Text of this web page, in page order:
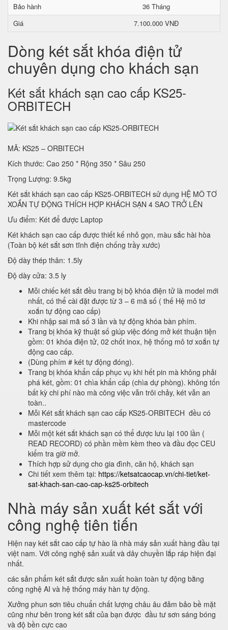
Bảo hành
36 Tháng
Giá
7.100.000 VNĐ
Dòng két sắt khóa điện tử
chuyên dụng cho khách sạn
Két sắt khách sạn cao cấp KS25-
ORBITECH
MÃ: KS25 – ORBITECH
Kích thước: Cao 250 * Rộng 350 * Sâu 250
Trọng Lượng: 9.5kg
Két sắt khách sạn cao cấp KS25-ORBITECH sử dụng HỆ MÔ TƠ
XOẮN TỰ ĐỘNG THÍCH HỢP KHÁCH SẠN 4 SAO TRỞ LÊN
Ưu điểm: Két để được Laptop
Két khách sạn cao cấp được thiết kế nhỏ gọn, màu sắc hài hòa
(Toàn bộ két sắt sơn tĩnh điện chống trầy xước)
Độ dày thép thân: 1.5ly
Độ dày cửa: 3.5 ly
Mỗi chiếc két sắt đều trang bị bộ khóa điện tử là model mới
nhất, có thể cài đặt được từ 3 – 6 mã số ( thế Hệ mô tơ
xoắn tự động cao cấp)
Khi nhập sai mã số 3 lần và tự động khóa bàn phím.
Trang bị khóa kỹ thuật số giúp việc đóng mở két thuận tiện
gồm: 01 khóa điện tử, 02 chốt inox, hệ thống mô tơ xoắn tự
động cao cấp.
(Dùng phím # két tự động đóng).
Trang bị khóa khẩn cấp phục vụ khi hết pin mà không phải
phá két, gồm: 01 chìa khẩn cấp (chìa dự phòng). không tốn
bất kỳ chi phí nào mà công việc vẫn trôi chảy, két vẫn an
toàn..
Mỗi Két sắt khách sạn cao cấp KS25-ORBITECH đều có
mastercode
Mỗi một két sắt khách sạn có thể được lưu lại 100 lần (
READ RECORD) có phần mềm kèm theo và đầu đọc CEU
kiểm tra giờ mở.
Thích hợp sử dụng cho gia đình, căn hộ, khách sạn
Chi tiết xem thêm tại: https://ketsatcaocap.vn/chi-tiet/ket-
sat-khach-san-cao-cap-ks25-orbitech
Nhà máy sản xuất két sắt với
công nghệ tiên tiến
Hiện nay két sắt cao cấp tự hào là nhà máy sản xuất hàng đầu tại
việt nam. Với công nghệ sản xuất và dây chuyền lắp ráp hiện đại
nhất.
các sản phẩm két sắt được sản xuất hoàn toàn tự động bằng
công nghệ AI và hệ thống máy hàn tự động.
Xưởng phun sơn tiêu chuẩn chất lượng châu âu đảm bảo bề mặt
cũng như bên trong két sắt của bạn được đầu tư sơn sáng bóng
và độ bền cực cao